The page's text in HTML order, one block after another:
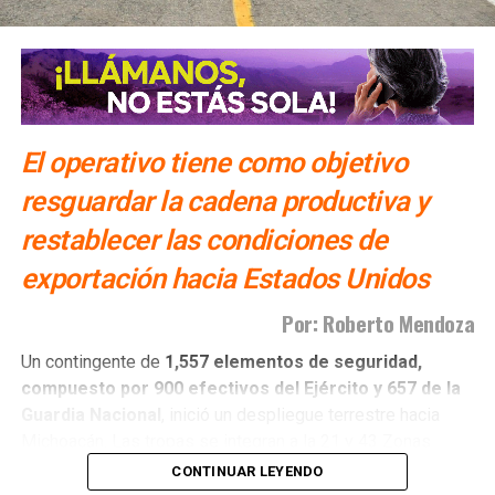
El operativo tiene como objetivo
resguardar la cadena productiva y
restablecer las condiciones de
exportación hacia Estados Unidos
Por: Roberto Mendoza
Un contingente de 1,557 elementos de seguridad,
compuesto por 900 efectivos del Ejército y 657 de la
Militares para concentrar sus operaciones tácticas en
CONTINUAR LEYENDO